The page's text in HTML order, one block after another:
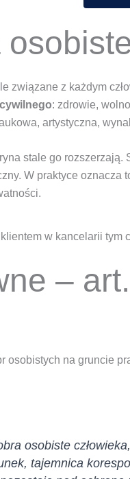
związane z każdym
: zdrowie,
artystyczna,
stale go rozszerzają.
W praktyce
–
osobistych na gruncie
osobiste
tajemnica